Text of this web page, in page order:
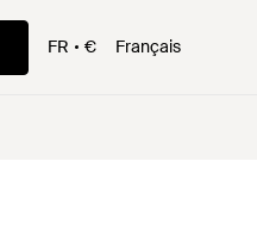
FR € Français